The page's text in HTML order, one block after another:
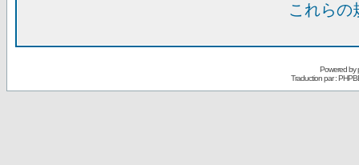
これらの
Powered by
Traduction par :